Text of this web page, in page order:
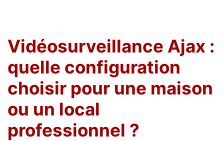
Vidéosurveillance Ajax :
quelle configuration
choisir pour une maison
ou un local
professionnel ?